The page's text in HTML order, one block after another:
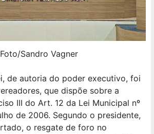
Foto/Sandro Vagner
de autoria do poder executivo, foi
que dispõe sobre a
III do Art. 12 da Lei Municipal nº
de 2006. Segundo o presidente,
o resgate de foro no